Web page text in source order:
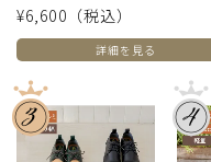
¥6,600 （税込）
詳細を見る